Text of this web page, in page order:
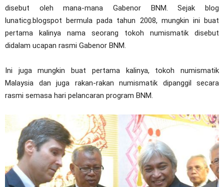
disebut oleh mana-mana Gabenor BNM. Sejak blog
lunaticg.blogspot bermula pada tahun 2008, mungkin ini buat
pertama kalinya nama seorang tokoh numismatik disebut
didalam ucapan rasmi Gabenor BNM.
Ini juga mungkin buat pertama kalinya, tokoh numismatik
Malaysia dan juga rakan-rakan numismatik dipanggil secara
rasmi semasa hari pelancaran program BNM.